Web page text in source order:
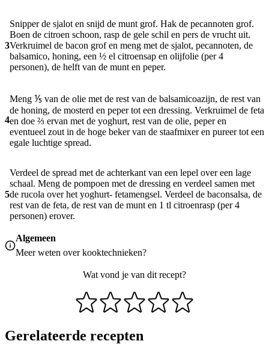
3
Snipper de sjalot en snijd de munt grof. Hak de pecannoten grof.
Boen de citroen schoon, rasp de gele schil en pers de vrucht uit.
Verkruimel de bacon grof en meng met de sjalot, pecannoten, de
balsamico, honing, een ½ el citroensap en olijfolie (per 4
personen), de helft van de munt en peper.
4
Meng ⅕ van de olie met de rest van de balsamicoazijn, de rest van
de honing, de mosterd en peper tot een dressing. Verkruimel de feta
en doe ⅔ ervan met de yoghurt, rest van de olie, peper en
eventueel zout in de hoge beker van de staafmixer en pureer tot een
egale luchtige spread.
5
Verdeel de spread met de achterkant van een lepel over een lage
schaal. Meng de pompoen met de dressing en verdeel samen met
de rucola over het yoghurt- fetamengsel. Verdeel de baconsalsa, de
rest van de feta, de rest van de munt en 1 tl citroenrasp (per 4
personen) erover.
Algemeen
Meer weten overkooktechnieken?
Wat vond je van dit recept?
Gerelateerde recepten